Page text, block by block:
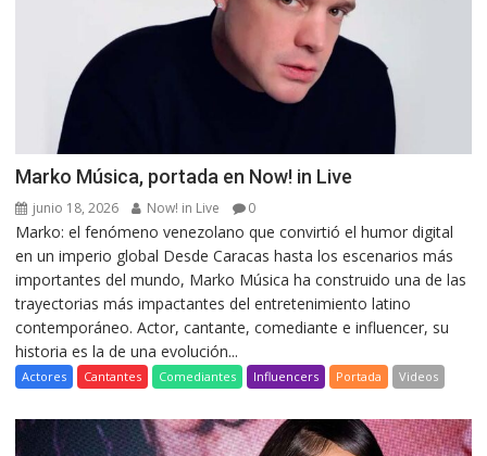
Marko Música, portada en Now! in Live
junio 18, 2026 Now! in Live 0
Marko: el fenómeno venezolano que convirtió el humor digital
en un imperio global Desde Caracas hasta los escenarios más
importantes del mundo, Marko Música ha construido una de las
trayectorias más impactantes del entretenimiento latino
contemporáneo. Actor, cantante, comediante e influencer, su
historia es la de una evolución...
Actores Cantantes Comediantes Influencers Portada Videos